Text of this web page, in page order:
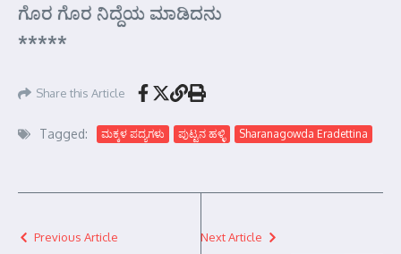
ಗೊರ ಗೊರ ನಿದ್ದೆಯ ಮಾಡಿದನು
*****
Share this Article
Tagged: ಮಕ್ಕಳ ಪದ್ಯಗಳು ಪುಟ್ಟನ ಹಳ್ಳಿ Sharanagowda Eradettina
Previous Article Next Article